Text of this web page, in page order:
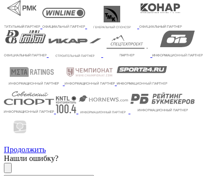
Продолжить
Нашли ошибку?